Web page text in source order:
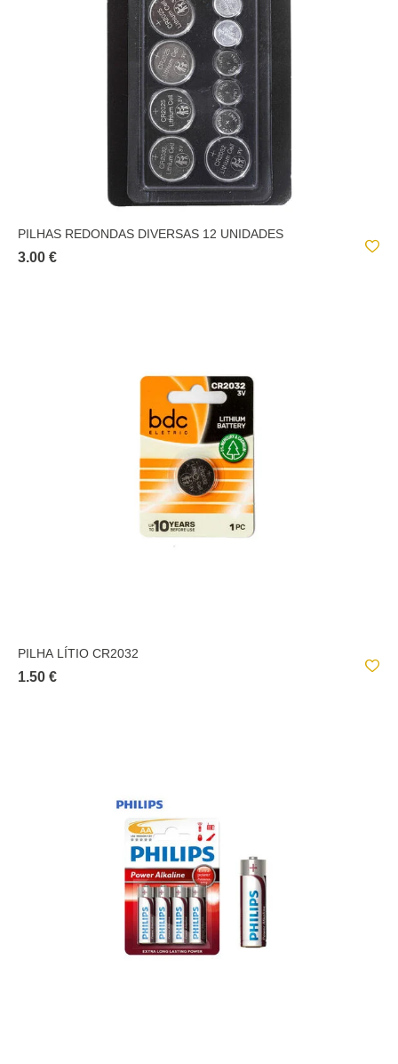
PILHAS REDONDAS DIVERSAS 12 UNIDADES
3.00 €
PILHA LÍTIO CR2032
1.50 €